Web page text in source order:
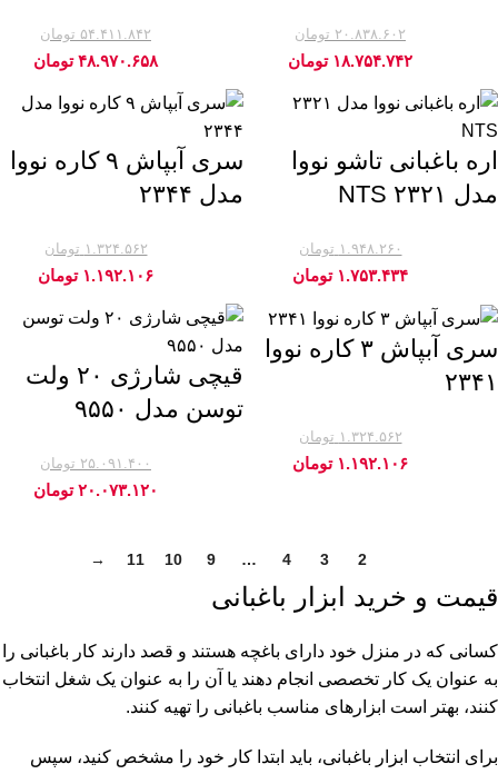
۲۰.۸۳۸.۶۰۲ تومان
۱۸.۷۵۴.۷۴۲ تومان
۵۴.۴۱۱.۸۴۲ تومان
۴۸.۹۷۰.۶۵۸ تومان
اره باغبانی تاشو نووا
مدل ۲۳۲۱ NTS
۱.۹۴۸.۲۶۰ تومان
۱.۷۵۳.۴۳۴ تومان
سری آبپاش ۹ کاره نووا
مدل ۲۳۴۴
۱.۳۲۴.۵۶۲ تومان
۱.۱۹۲.۱۰۶ تومان
سری آبپاش ۳ کاره نووا
۲۳۴۱
۱.۳۲۴.۵۶۲ تومان
۱.۱۹۲.۱۰۶ تومان
قیچی شارژی ۲۰ ولت
توسن مدل ۹۵۵۰
۲۵.۰۹۱.۴۰۰ تومان
۲۰.۰۷۳.۱۲۰ تومان
2
3
4
…
9
10
11
→
قیمت و خرید ابزار باغبانی
کسانی که در منزل خود دارای باغچه هستند و قصد دارند کار باغبانی را
به عنوان یک کار تخصصی انجام دهند یا آن را به عنوان یک شغل انتخاب
کنند، بهتر است ابزارهای مناسب باغبانی را تهیه کنند.
برای انتخاب ابزار باغبانی، باید ابتدا کار خود را مشخص کنید، سپس